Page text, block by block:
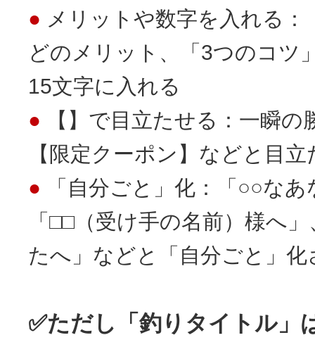
メリットや数字を入れる：
どのメリット、「3つのコツ
15文字に入れる
【】で目立たせる：一瞬
【限定クーポン】などと目
「自分ごと」化：「○○な
「□□（受け手の名前）様へ
たへ」などと「自分ごと」化
✅ただし「釣りタイトル」